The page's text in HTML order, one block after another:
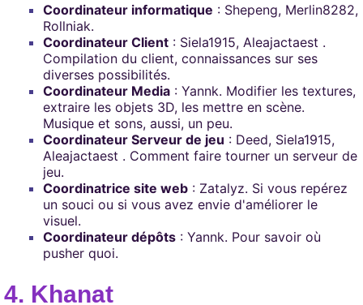
Coordinateur informatique : Shepeng, Merlin8282,
Rollniak.
Coordinateur Client: Siela1915, Aleajactaest .
Compilation du client, connaissances sur ses
diverses possibilités.
Coordinateur Media: Yannk. Modifier les textures,
extraire les objets 3D, les mettre en scène.
Musique et sons, aussi, un peu.
Coordinateur Serveur de jeu : Deed, Siela1915,
Aleajactaest . Comment faire tourner un serveur de
jeu.
Coordinatrice site web: Zatalyz. Si vous repérez
un souci ou si vous avez envie d'améliorer le
visuel.
Coordinateur dépôts: Yannk. Pour savoir où
pusher quoi.
Khanat